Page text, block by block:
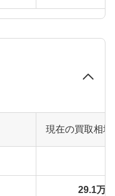
現在の買取相
29.1万